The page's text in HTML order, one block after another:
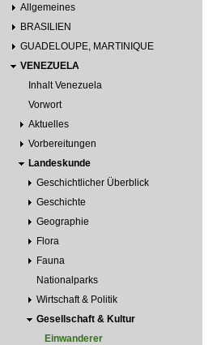
Allgemeines
BRASILIEN
GUADELOUPE, MARTINIQUE
VENEZUELA
Inhalt Venezuela
Vorwort
Aktuelles
Vorbereitungen
Landeskunde
Geschichtlicher Überblick
Geschichte
Geographie
Flora
Fauna
Nationalparks
Wirtschaft & Politik
Gesellschaft & Kultur
Einwanderer